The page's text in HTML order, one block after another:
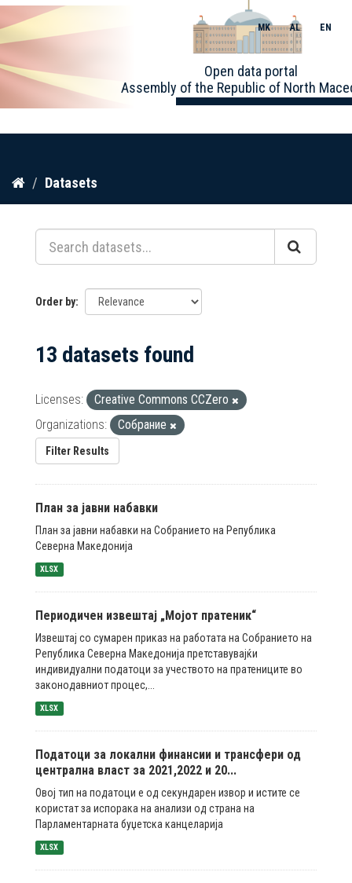
Skip
content
Open data portal
Assembly of the Republic of North
MK AL EN
Datasets
Order by
13 datasets found
Licenses:
Creative Commons CCZero
Organizations:
Собрание
Filter Results
План за јавни набавки
План за јавни набавки на Собранието на Република
Северна Македонија
XLSX
Периодичен извештај „Мојот пратеник“
Извештај со сумарен приказ на работата на Собранието на
Република Северна Македонија претставувајќи
индивидуални податоци за учеството на пратениците во
законодавниот процес,...
XLSX
Податоци за локални финансии и трансфери од
централна власт за 2021,2022 и 20...
Овој тип на податоци е од секундарен извор и истите се
користат за испорака на анализи од страна на
Парламентарната буџетска канцеларија
XLSX